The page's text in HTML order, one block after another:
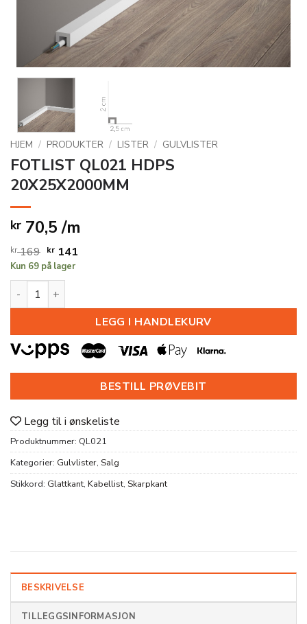
HJEM / PRODUKTER / LISTER / GULVLISTER
FOTLIST QL021 HDPS
20X25X2000MM
kr 70,5 /m
kr169 Opprinnelig
pris
var:
kr 169.
kr141Nåværende
Kun 69 på lager
FOTLIST QL021 HDPS 20X25X2000MM antall
LEGG I HANDLEKURV
BESTILL PRØVEBIT
Legg til i ønskeliste
Produktnummer: QL021
Kategorier: Gulvlister, Salg
Stikkord: Glattkant, Kabellist, Skarpkant
BESKRIVELSE
TILLEGGSINFORMASJON